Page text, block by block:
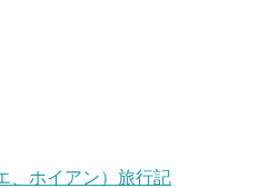
、ホイアン）旅行記